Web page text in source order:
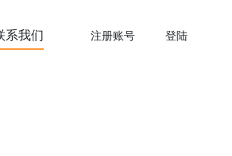
系我们 注册账号 登陆